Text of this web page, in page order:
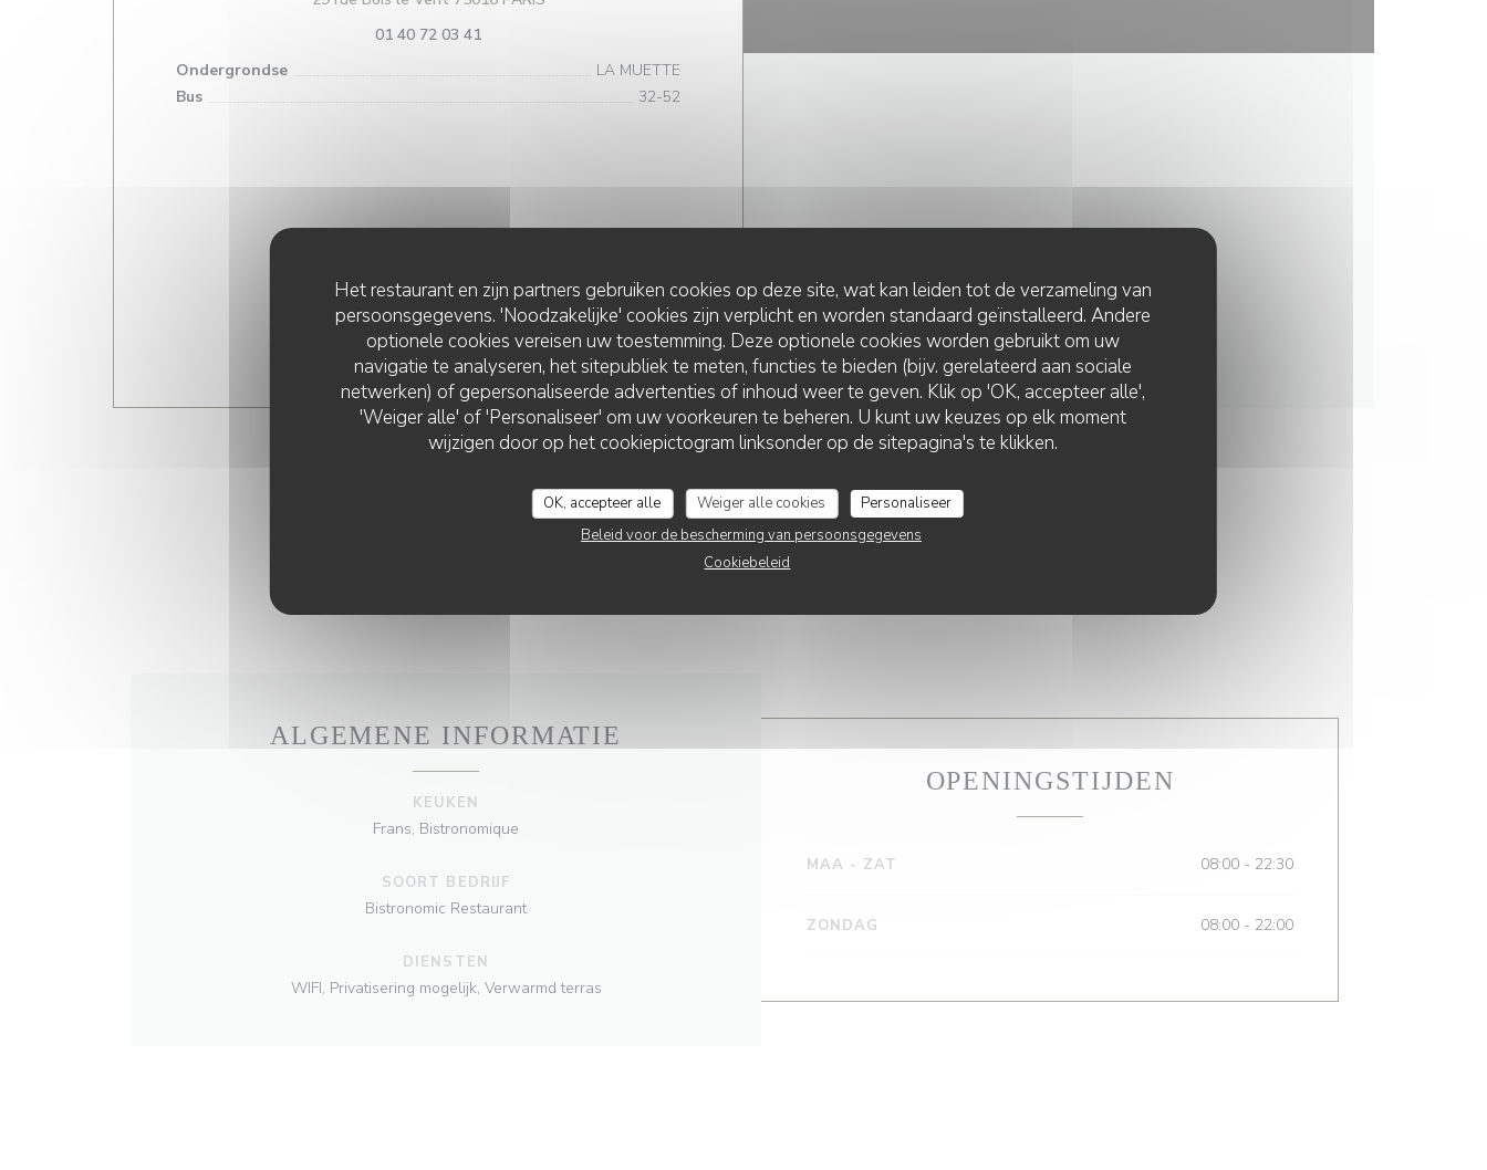
Het restaurant en zijn partners gebruiken cookies op deze site, wat kan leiden tot de verzameling van
persoonsgegevens. 'Noodzakelijke' cookies zijn verplicht en worden standaard geïnstalleerd. Andere
optionele cookies vereisen uw toestemming. Deze optionele cookies worden gebruikt om uw
navigatie te analyseren, het sitepubliek te meten, functies te bieden (bijv. gerelateerd aan sociale
netwerken) of gepersonaliseerde advertenties of inhoud weer te geven. Klik op 'OK, accepteer alle',
'Weiger alle' of 'Personaliseer' om uw voorkeuren te beheren. U kunt uw keuzes op elk moment
wijzigen door op het cookiepictogram linksonder op de sitepagina's te klikken.
OK, accepteer alle Weiger alle cookies
Personaliseer
Beleid voor de bescherming van persoonsgegevens
Cookiebeleid
01 40 72 03 41
Ondergrondse
LA MUETTE
Bus
32-52
ALGEMENE INFORMATIE
KEUKEN
Frans, Bistronomique
SOORT BEDRIJF
Bistronomic Restaurant
DIENSTEN
WIFI, Privatisering mogelijk, Verwarmd terras
OPENINGSTIJDEN
MAA - ZAT 08:00 - 22:30
ZONDAG 08:00 - 22:00